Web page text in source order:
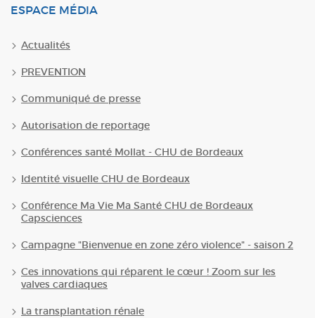
ESPACE MÉDIA
Actualités
PREVENTION
Communiqué de presse
Autorisation de reportage
Conférences santé Mollat - CHU de Bordeaux
Identité visuelle CHU de Bordeaux
Conférence Ma Vie Ma Santé CHU de Bordeaux
Capsciences
Campagne "Bienvenue en zone zéro violence" - saison 2
Ces innovations qui réparent le cœur ! Zoom sur les
valves cardiaques
La transplantation rénale